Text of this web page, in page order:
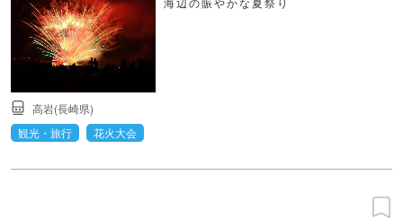
高岩(長崎県)
観光・旅行
花火大会